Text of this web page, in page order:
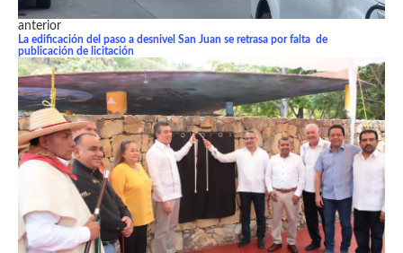
anterior
La edificación del paso a desnivel San Juan se retrasa por falta de
publicación de licitación